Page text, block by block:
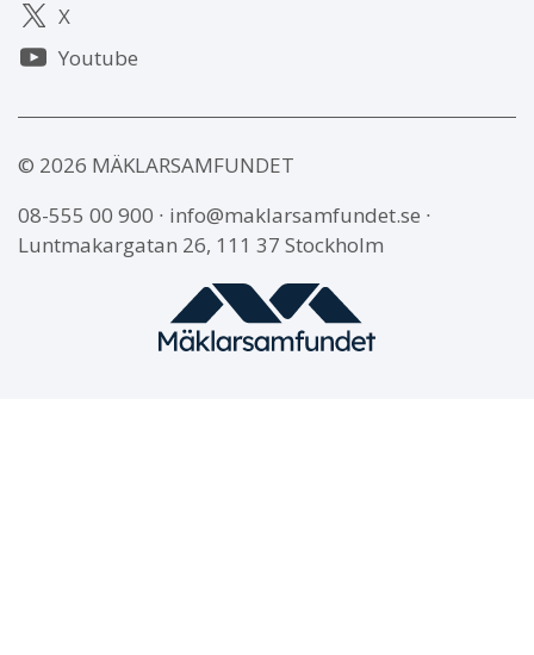
X
Youtube
© 2026 MÄKLARSAMFUNDET
08-555 00 900 ∙ info@maklarsamfundet.se ∙
Luntmakargatan 26, 111 37 Stockholm